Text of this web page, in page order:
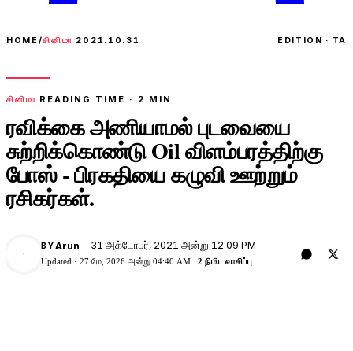
HOME/சினிமா 2021.10.31 EDITION · TA
சினிமா READING TIME · 2 MIN
ரவிக்கை அணியாமல் புடவையை
சுற்றிக்கொண்டு Oil விளம்பரத்திற்கு
போஸ் - பிரகதியை கழுவி ஊற்றும்
ரசிகர்கள்.
A
BYArun 31 அக்டோபர், 2021 அன்று 12:09 PM
Updated · 27 மே, 2026 அன்று 04:40 AM 2 நிமிட வாசிப்பு